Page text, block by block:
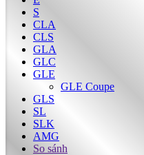
S
CLA
CLS
GLA
GLC
GLE
GLE Coupe
GLS
SL
SLK
AMG
So sánh